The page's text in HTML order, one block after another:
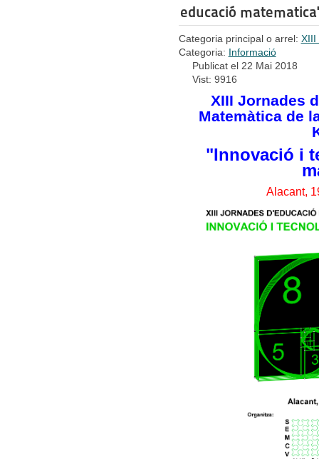
educació
Categoria principal o arrel: XIII
Categoria: Informació
Publicat el 22 Mai 2018
Vist: 9916
XIII Jornades
Matemàtica de
"Innovació i
Alacant,